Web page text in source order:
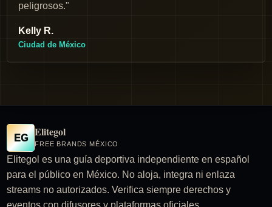
peligrosos."
Kelly R.
Ciudad de México
EG Elitegol
FREE BRANDS MÉXICO
Elitegol es una guía deportiva independiente en español
para el público en México. No aloja, integra ni enlaza
streams no autorizados. Verifica siempre derechos y
eventos con difusores y plataformas oficiales.